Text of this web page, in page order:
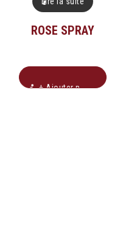
ROSE SPRAY
+ Ajouter pour soumission